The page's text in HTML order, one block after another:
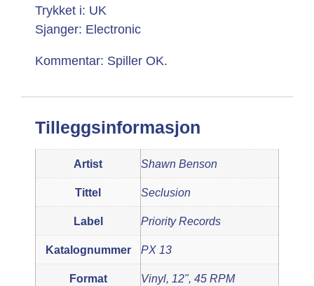
Trykket i: UK
Sjanger: Electronic
Kommentar: Spiller OK.
Tilleggsinformasjon
Artist Shawn Benson
Tittel Seclusion
Label Priority Records
Katalognummer PX 13
Format Vinyl, 12", 45 RPM